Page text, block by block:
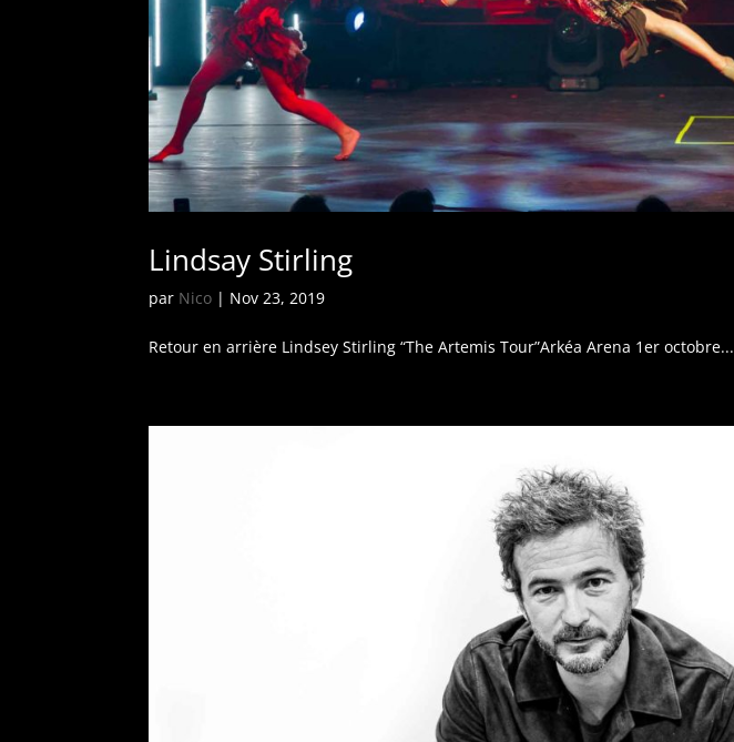
Lindsay Stirling
par Nico | Nov 23, 2019
Retour en arrière Lindsey Stirling “The Artemis Tour”Arkéa Arena 1er octobre...